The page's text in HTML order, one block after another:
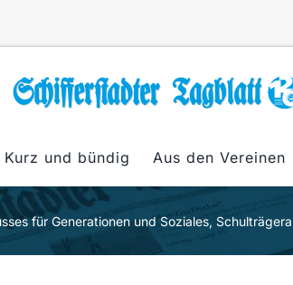
Kurz und bündig Aus den Vereinen
für Generationen und Soziales,